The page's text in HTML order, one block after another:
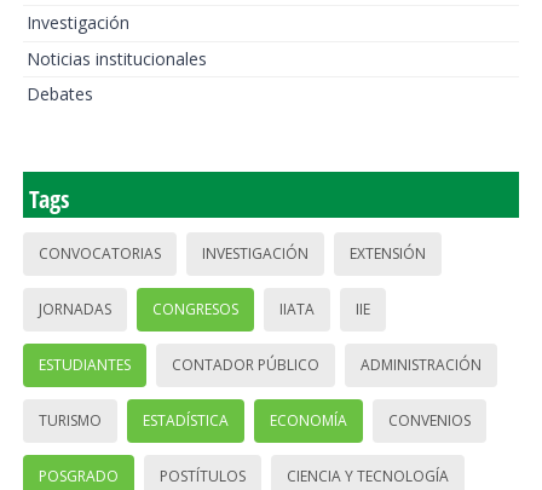
Investigación
Noticias institucionales
Debates
Tags
CONVOCATORIAS INVESTIGACIÓN EXTENSIÓN
JORNADAS CONGRESOS IIATA IIE
ESTUDIANTES CONTADOR PÚBLICO ADMINISTRACIÓN
TURISMO ESTADÍSTICA ECONOMÍA CONVENIOS
POSGRADO POSTÍTULOS CIENCIA Y TECNOLOGÍA